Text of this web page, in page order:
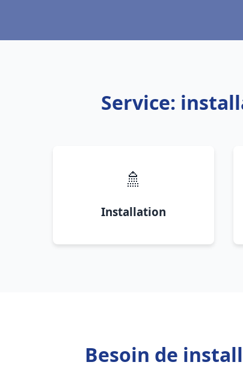
Service:
🚿
Installation
Besoin de